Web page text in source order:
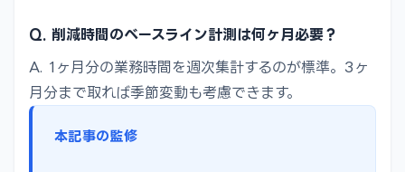
Q. 削減時間のベースライン計測は何ヶ月必要？
A. 1ヶ月分の業務時間を週次集計するのが標準。3ヶ
月分まで取れば季節変動も考慮できます。
本記事の監修